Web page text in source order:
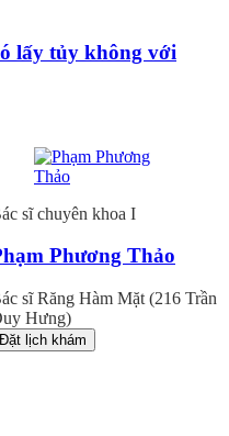
lấy tủy không với
sĩ chuyên khoa I
Phương Thảo
sĩ Răng Hàm Mặt (216 Trần
Hưng)
Đặt lịch khám